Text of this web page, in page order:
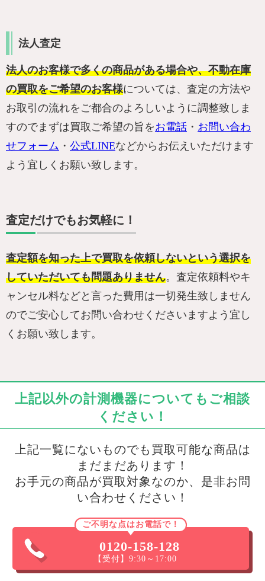
法人査定
法人のお客様で多くの商品がある場合や、不動在庫
の買取をご希望のお客様については、査定の方法や
お取引の流れをご都合のよろしいように調整致しま
すのでまずは買取ご希望の旨をお電話 ・ お問い合わ
せフォーム ・ 公式LINEなどからお伝えいただけます
よう宜しくお願い致します。
査定だけでもお気軽に！
査定額を知った上で買取を依頼しないという選択を
していただいても問題ありません。査定依頼料やキ
ャンセル料などと言った費用は一切発生致しません
のでご安心してお問い合わせくださいますよう宜し
くお願い致します。
上記以外の計測機器についてもご相談
ください！
上記一覧にないものでも買取可能な商品は
まだまだあります！
お手元の商品が買取対象なのか、是非お問
い合わせください！
ご不明な点はお電話で！
0120-158-128
【受付】9:30～17:00